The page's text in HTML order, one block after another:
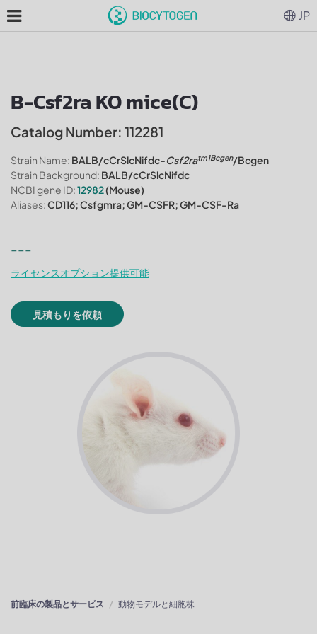
B-Csf2ra KO mice(C)
Catalog Number: 112281
Strain Name: BALB/cCrSlcNifdc-Csf2ratm1Bcgen/Bcgen
Strain Background: BALB/cCrSlcNifdc
NCBI gene ID:12982(Mouse)
Aliases:CD116; Csfgmra; GM-CSFR; GM-CSF-Ra
---
ライセンスオプション提供可能
見積もりを依頼
前臨床の製品とサービス 動物モデルと細胞株
JP